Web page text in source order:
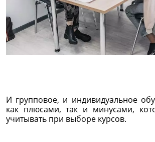
И групповое, и индивидуальное
как плюсами, так и минусами,
учитывать при выборе курсов.